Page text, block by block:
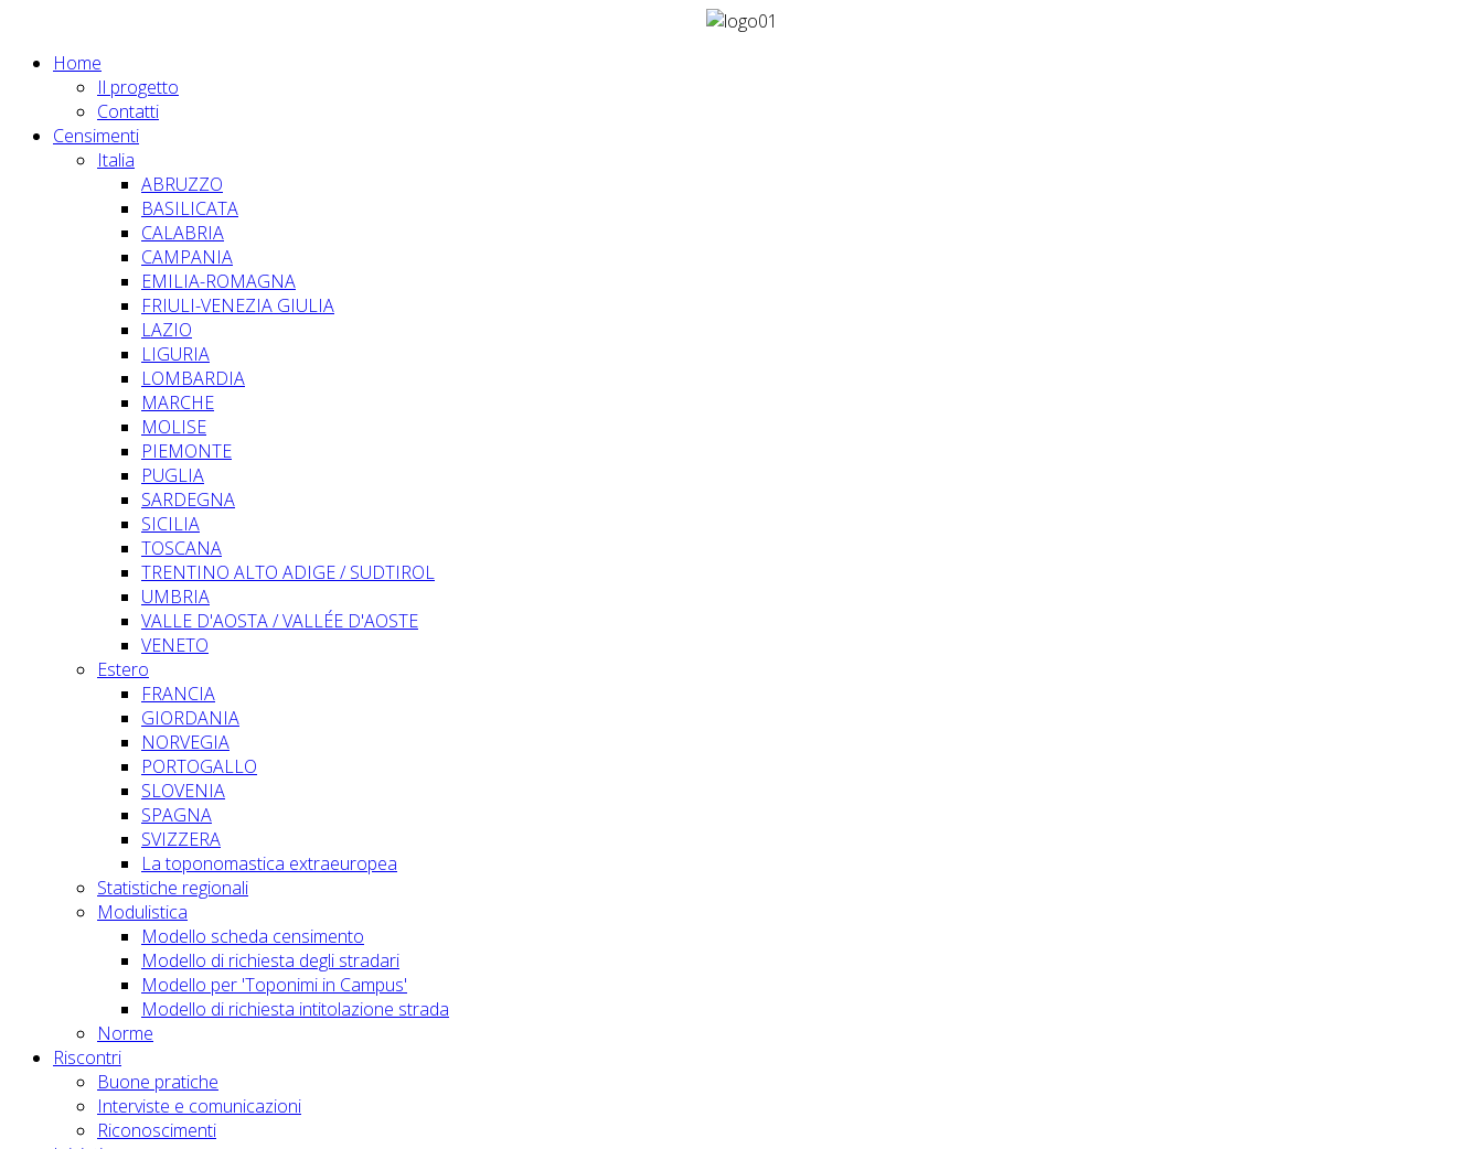
Home
Il progetto
Contatti
Censimenti
Italia
ABRUZZO
BASILICATA
CALABRIA
CAMPANIA
EMILIA-ROMAGNA
FRIULI-VENEZIA GIULIA
LAZIO
LIGURIA
LOMBARDIA
MARCHE
MOLISE
PIEMONTE
PUGLIA
SARDEGNA
SICILIA
TOSCANA
TRENTINO ALTO ADIGE / SUDTIROL
UMBRIA
VALLE D'AOSTA / VALLÉE D'AOSTE
VENETO
Estero
FRANCIA
GIORDANIA
NORVEGIA
PORTOGALLO
SLOVENIA
SPAGNA
SVIZZERA
La toponomastica extraeuropea
Statistiche regionali
Modulistica
Modello scheda censimento
Modello di richiesta degli stradari
Modello per 'Toponimi in Campus'
Modello di richiesta intitolazione strada
Norme
Riscontri
Buone pratiche
Interviste e comunicazioni
Riconoscimenti